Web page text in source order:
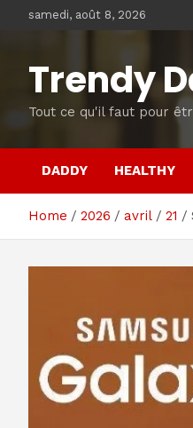
samedi, août 8, 2026
Trendy
Tout ce qu'il faut pour
DADDY HEALTHY
Home 2026 avril 21